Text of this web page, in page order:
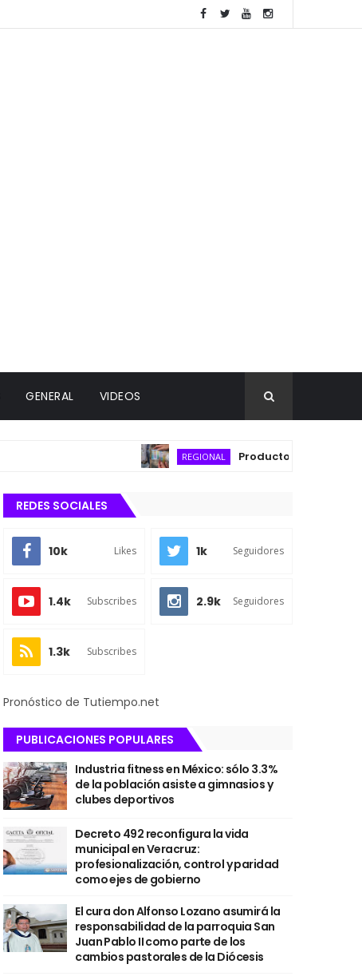
GENERAL VIDEOS
REGIONAL Productores acuícolas de
REDES SOCIALES
10k Likes 1k Seguidores
1.4k Subscribes 2.9k Seguidores
1.3k Subscribes
Pronóstico de Tutiempo.net
PUBLICACIONES POPULARES
Industria fitness en México: sólo 3.3%
de la población asiste a gimnasios y
clubes deportivos
Decreto 492 reconfigura la vida
municipal en Veracruz:
profesionalización, control y paridad
como ejes de gobierno
El cura don Alfonso Lozano asumirá la
responsabilidad de la parroquia San
Juan Pablo II como parte de los
cambios pastorales de la Diócesis